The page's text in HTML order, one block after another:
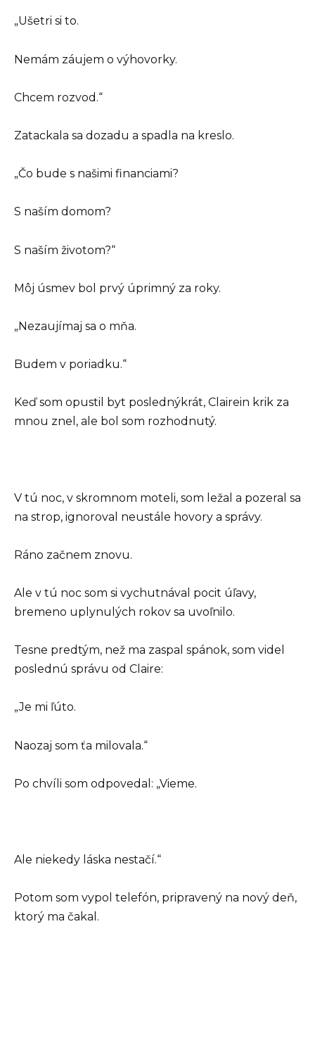
„Ušetri si to.
Nemám záujem o výhovorky.
Chcem rozvod.“
Zatackala sa dozadu a spadla na kreslo.
„Čo bude s našimi financiami?
S naším domom?
S naším životom?“
Môj úsmev bol prvý úprimný za roky.
„Nezaujímaj sa o mňa.
Budem v poriadku.“
Keď som opustil byt poslednýkrát, Clairein krik za
mnou znel, ale bol som rozhodnutý.
V tú noc, v skromnom moteli, som ležal a pozeral sa
na strop, ignoroval neustále hovory a správy.
Ráno začnem znovu.
Ale v tú noc som si vychutnával pocit úľavy,
bremeno uplynulých rokov sa uvoľnilo.
Tesne predtým, než ma zaspal spánok, som videl
poslednú správu od Claire:
„Je mi ľúto.
Naozaj som ťa milovala.“
Po chvíli som odpovedal: „Vieme.
Ale niekedy láska nestačí.“
Potom som vypol telefón, pripravený na nový deň,
ktorý ma čakal.